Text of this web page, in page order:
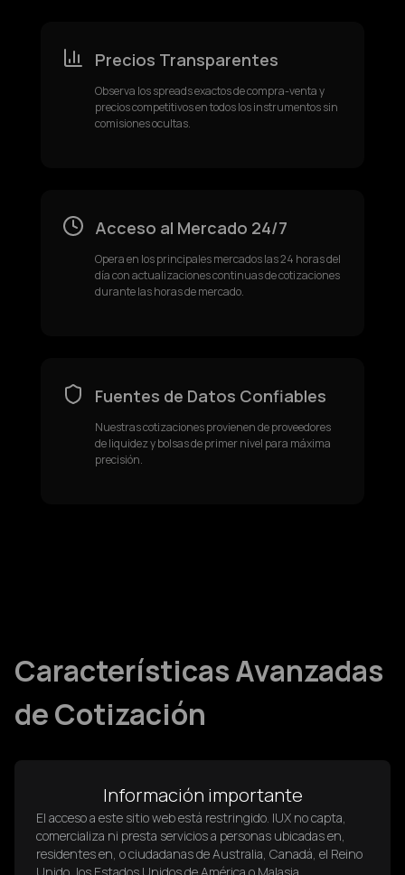
Precios Transparentes
Observa los spreads exactos de compra-venta y
precios competitivos en todos los instrumentos sin
comisiones ocultas.
Acceso al Mercado 24/7
Opera en los principales mercados las 24 horas del
día con actualizaciones continuas de cotizaciones
durante las horas de mercado.
Fuentes de Datos Confiables
Nuestras cotizaciones provienen de proveedores
de liquidez y bolsas de primer nivel para máxima
precisión.
Características Avanzadas
de Cotización
de cotización diseñadas para traders
profesionales que exigen precisión y rapidez.
Información importante
El acceso a este sitio web está restringido. IUX no capta,
comercializa ni presta servicios a personas ubicadas en,
residentes en, o ciudadanas de Australia, Canadá, el Reino